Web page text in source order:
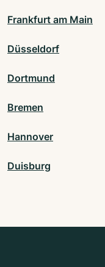
Frankfurt am Main
Düsseldorf
Dortmund
Bremen
Hannover
Duisburg